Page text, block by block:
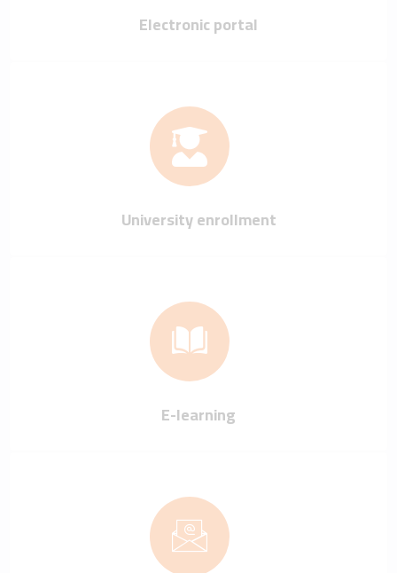
Electronic portal
University enrollment
E-learning